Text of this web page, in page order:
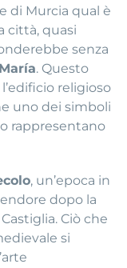
di Murcia qual è
città, quasi
senza
. Questo
religioso
uno dei simboli
rappresentano
, un’epoca in
dopo la
Ciò che
si